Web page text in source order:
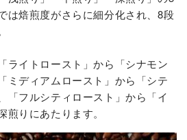
は焙煎度がさらに細分化され、8段
ライトロースト」から「シナモン
ミディアムロースト」から「シテ
「フルシティロースト」から「イ
煎りにあたります。